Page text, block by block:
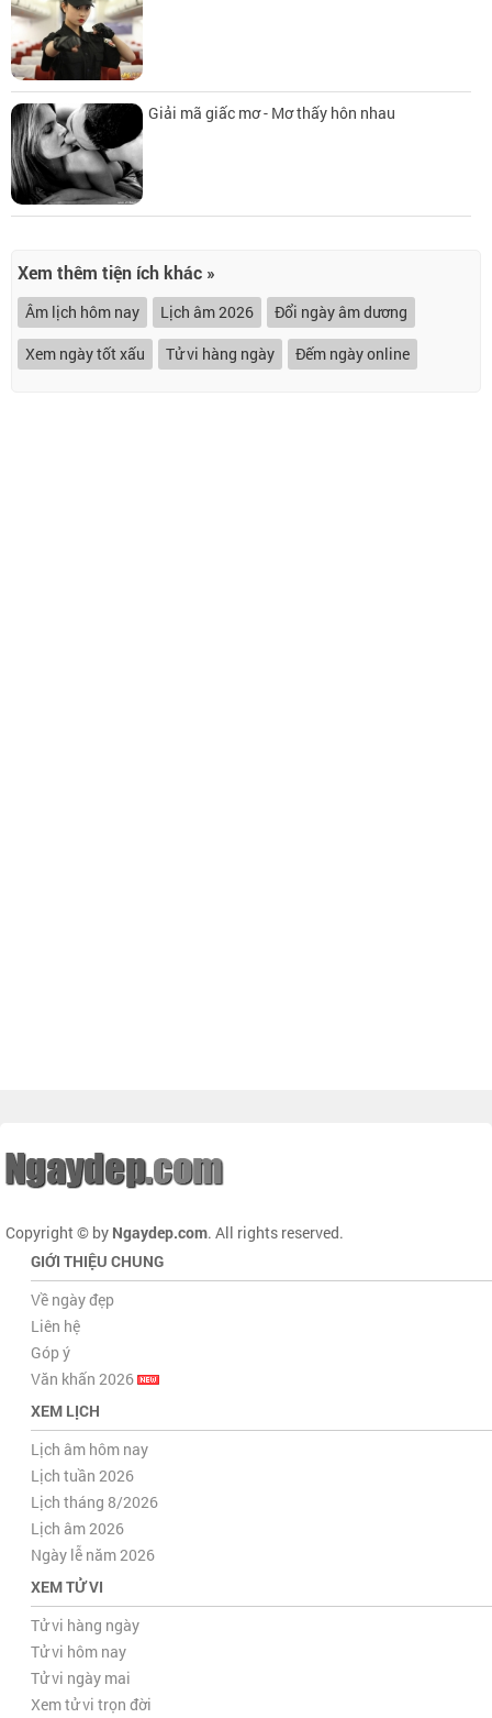
Giải mã giấc mơ - Mơ thấy hôn nhau
Xem thêm tiện ích khác »
Âm lịch hôm nay Lịch âm 2026
Đổi ngày âm dương
Xem ngày tốt xấu
Tử vi hàng ngày Đếm ngày online
Copyright © by Ngaydep.com. All rights reserved.
GIỚI THIỆU CHUNG
Về ngày đẹp
Liên hệ
Góp ý
Văn khấn 2026
XEM LỊCH
Lịch âm hôm nay
Lịch tuần 2026
Lịch tháng 8/2026
Lịch âm 2026
Ngày lễ năm 2026
XEM TỬ VI
Tử vi hàng ngày
Tử vi hôm nay
Tử vi ngày mai
Xem tử vi trọn đời